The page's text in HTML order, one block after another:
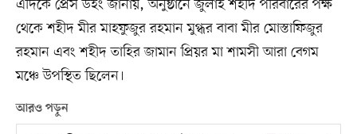
এদিকে প্রেস উইং জানায়, অনুষ্ঠানে জুলাই শহীদ পরিবারের পক্ষ
থেকে শহীদ মীর মাহফুজুর রহমান মুগ্ধর বাবা মীর মোস্তাফিজুর
রহমান এবং শহীদ তাহির জামান প্রিয়র মা শামসী আরা বেগম
মঞ্চে উপস্থিত ছিলেন।
আরও পড়ুন